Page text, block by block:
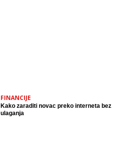
FINANCIJE
Kako zaraditi novac preko interneta bez
ulaganja